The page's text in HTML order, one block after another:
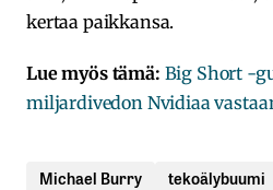
kertaa paikkansa.
Lue myös tämä: Big Short -
miljardivedon Nvidiaa
Michael Burry tekoälybuumi